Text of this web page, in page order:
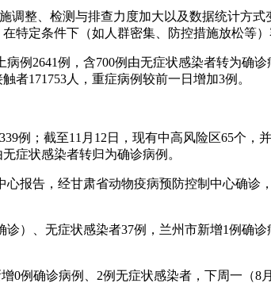
调整、检测与排查力度加大以及数据统计方
特定条件下（如人群密集、防控措施放松等）
例2641例，含700例由无症状感染者转为确
者171753人，重症病例较前一日增加3例。
例；截至11月12日，现有中高风险区65个
症状感染者转归为确诊病例。
报告，经甘肃省动物疫病预防控制中心确
）、无症状感染者37例，兰州市新增1例确
0例确诊病例、2例无症状感染者，下周一（